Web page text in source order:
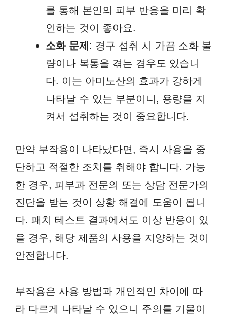
를 통해 본인의 피부 반응을 미리 확
인하는 것이 좋아요.
소화 문제 : 경구 섭취 시 가끔 소화 불
량이나 복통을 겪는 경우도 있습니
다. 이는 아미노산의 효과가 강하게
나타날 수 있는 부분이니, 용량을 지
켜서 섭취하는 것이 중요합니다.
만약 부작용이 나타났다면, 즉시 사용을 중
단하고 적절한 조치를 취해야 합니다. 가능
한 경우, 피부과 전문의 또는 상담 전문가의
진단을 받는 것이 상황 해결에 도움이 됩니
다. 패치 테스트 결과에서도 이상 반응이 있
을 경우, 해당 제품의 사용을 지양하는 것이
안전합니다.
부작용은 사용 방법과 개인적인 차이에 따
라 다르게 나타날 수 있으니 주의를 기울이